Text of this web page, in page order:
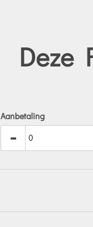
Deze
Aanbetaling
-